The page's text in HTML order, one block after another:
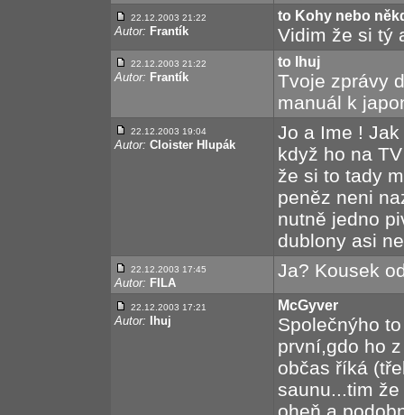
22.12.2003 21:22
Autor: Frantík
to Kohy nebo
Vidim že si tý
22.12.2003 21:22
Autor: Frantík
to lhuj
Tvoje zprávy
manuál k
22.12.2003 19:04
Autor: Cloister Hlupák
Jo a Ime !
když ho na
že si to tady
peněz neni
nutně jedno
dublony asi
22.12.2003 17:45
Autor: FILA
Ja? Kousek
22.12.2003 17:21
Autor: Ihuj
McGyver
Společnýho
první,gdo ho
občas říká
saunu...tim